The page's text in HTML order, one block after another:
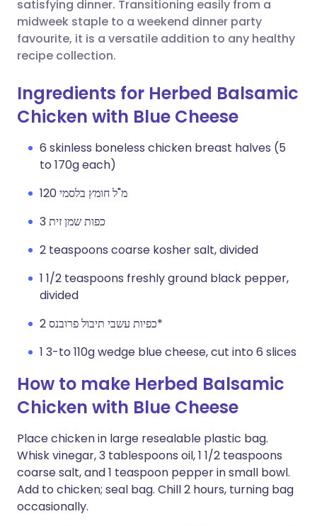
satisfying dinner. Transitioning easily from a
midweek staple to a weekend dinner party
favourite, it is a versatile addition to any healthy
recipe collection.
Ingredients for Herbed Balsamic
Chicken with Blue Cheese
6 skinless boneless chicken breast halves (5
to 170g each)
120 מ"ל חומץ בלסמי
3 כפות שמן זית
2 teaspoons coarse kosher salt, divided
1 1/2 teaspoons freshly ground black pepper,
divided
2 כפיות עשבי תיבול פרובנס*
1 3-to 110g wedge blue cheese, cut into 6 slices
How to make Herbed Balsamic
Chicken with Blue Cheese
Place chicken in large resealable plastic bag.
Whisk vinegar, 3 tablespoons oil, 1 1/2 teaspoons
coarse salt, and 1 teaspoon pepper in small bowl.
Add to chicken; seal bag. Chill 2 hours, turning bag
occasionally.